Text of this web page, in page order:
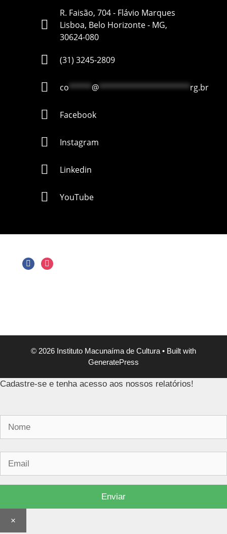
R. Faisão, 704 - Flávio Marques
Lisboa, Belo Horizonte - MG,
30624-080
(31) 3245-2809
co*****@********************rg.br
Facebook
Instagram
Linkedin
YouTube
© 2026 Instituto Macunaíma de Cultura • Built with
GeneratePress
Cadastre-se e tenha acesso aos nossos relatórios!
×